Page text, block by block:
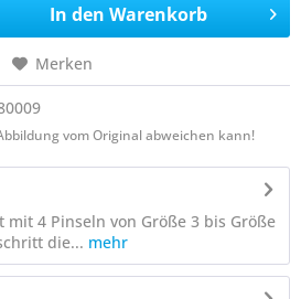
In den Warenkorb
Merken
vom Original abweichen kann!
mit 4 Pinseln von Größe 3 bis Größe
die... mehr